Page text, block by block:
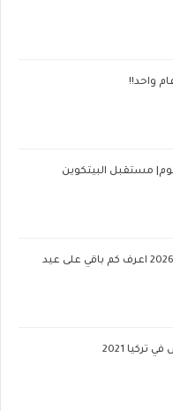
مستقبل البيتكوين
العد التنازلي لعيد الاضحى 2026 اعرف كم باقي على عيد
2021